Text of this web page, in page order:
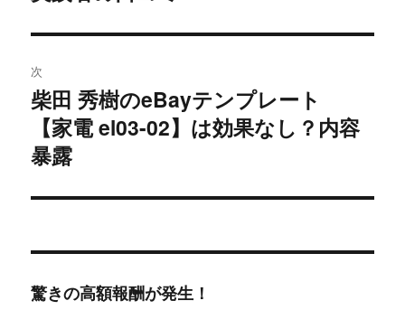
シ
ョ
ン
稿:
次
次
の
投
柴田 秀樹のeBayテンプレート
【家電 el03-02】は効果なし？内容
暴露
驚きの高額報酬が発生！